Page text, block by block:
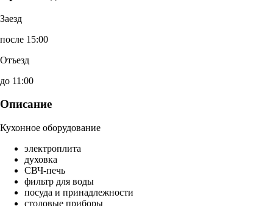
Заезд
после 15:00
Отъезд
до 11:00
Описание
Кухонное оборудование
электроплита
духовка
СВЧ-печь
фильтр для воды
посуда и принадлежности
столовые приборы